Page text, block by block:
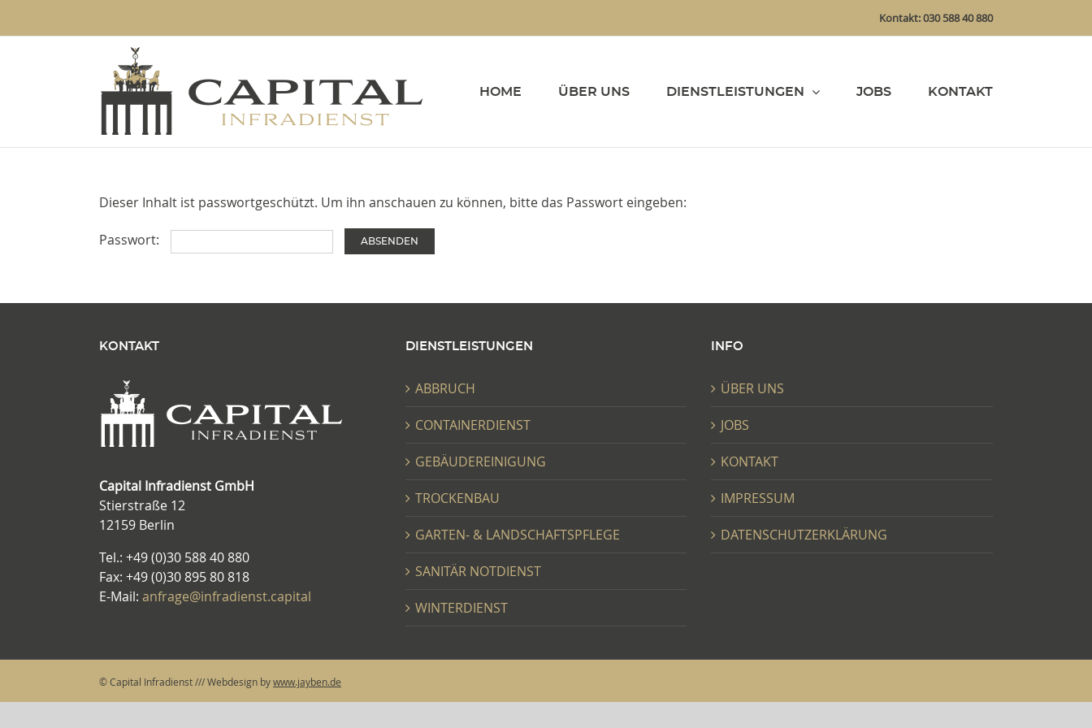
Kontakt: 030 588 40 880
HOME ÜBER UNS DIENSTLEISTUNGEN JOBS KONTAKT
Dieser Inhalt ist passwortgeschützt. Um ihn anschauen zu können, bitte das Passwort eingeben:
Passwort:
KONTAKT
Capital Infradienst GmbH
Stierstraße 12
12159 Berlin
Tel.: +49 (0)30 588 40 880
Fax: +49 (0)30 895 80 818
E-Mail: anfrage@infradienst.capital
DIENSTLEISTUNGEN
ABBRUCH
CONTAINERDIENST
GEBÄUDEREINIGUNG
TROCKENBAU
GARTEN- & LANDSCHAFTSPFLEGE
SANITÄR NOTDIENST
WINTERDIENST
INFO
ÜBER UNS
JOBS
KONTAKT
IMPRESSUM
DATENSCHUTZERKLÄRUNG
© Capital Infradienst /// Webdesign bywww.jayben.de